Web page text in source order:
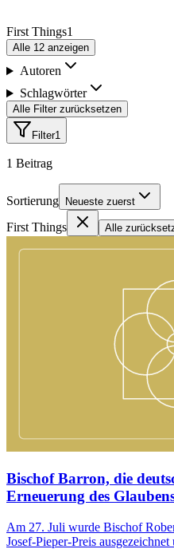
First Things1
Alle 12 anzeigen
Autoren
Schlagwörter
Alle Filter zurücksetzen
Filter1
1 Beitrag
Sortierung Neueste zuerst
First Things Alle
Bischof Barron, die
Erneuerung des
Am 27. Juli wurde Bischof
Josef-Pieper-Preis